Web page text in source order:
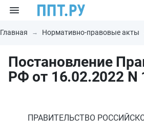
Главная Нормативно-правовые акты
Постановление
РФ от 16.02.2022 N
ПРАВИТЕЛЬСТВО